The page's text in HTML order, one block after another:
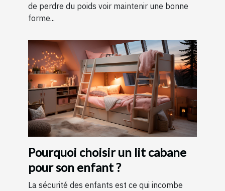
de perdre du poids voir maintenir une bonne
forme...
Pourquoi choisir un lit cabane
pour son enfant ?
La sécurité des enfants est ce qui incombe